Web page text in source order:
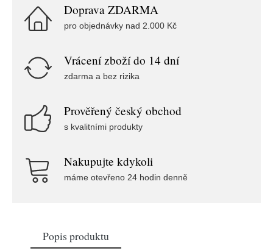
Doprava ZDARMA
pro objednávky nad 2.000 Kč
Vrácení zboží do 14 dní
zdarma a bez rizika
Prověřený český obchod
s kvalitními produkty
Nakupujte kdykoli
máme otevřeno 24 hodin denně
Popis produktu